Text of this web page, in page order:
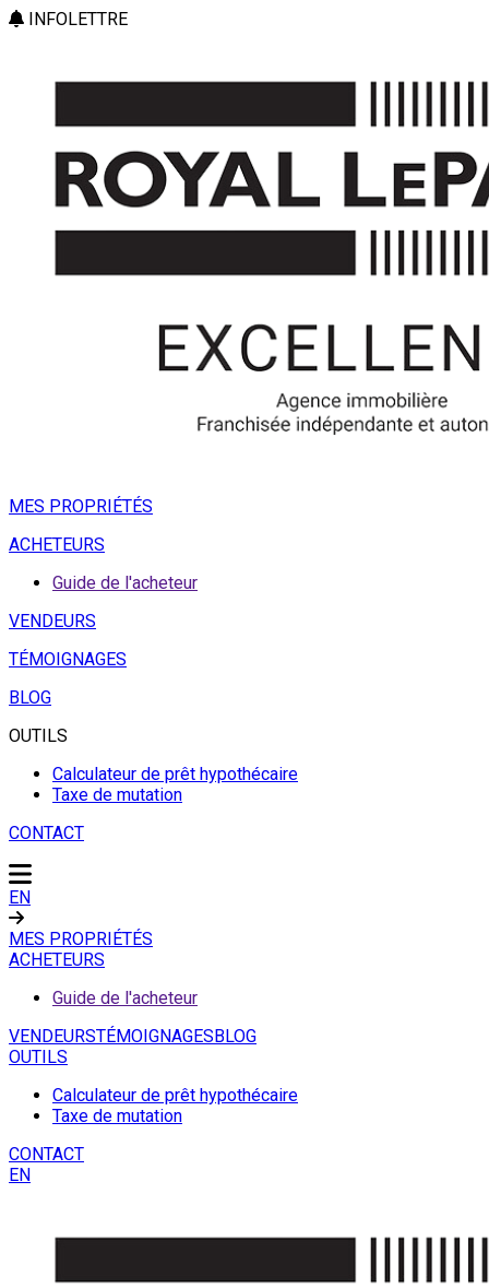
INFOLETTRE
MES PROPRIÉTÉS
ACHETEURS
Guide de l'acheteur
VENDEURS
TÉMOIGNAGES
BLOG
OUTILS
Calculateur de prêt hypothécaire
Taxe de mutation
CONTACT
EN
MES PROPRIÉTÉS
ACHETEURS
Guide de l'acheteur
VENDEURSTÉMOIGNAGESBLOG
OUTILS
Calculateur de prêt hypothécaire
Taxe de mutation
CONTACT
EN